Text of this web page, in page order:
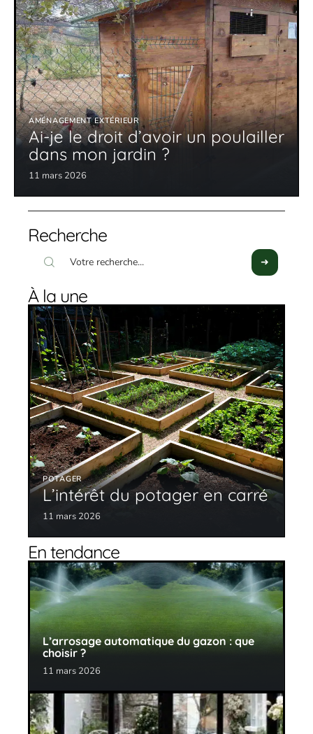
AMÉNAGEMENT EXTÉRIEUR
Ai-je le droit d’avoir un poulailler
dans mon jardin ?
11 mars 2026
Recherche
À la une
POTAGER
L’intérêt du potager en carré
11 mars 2026
En tendance
L’arrosage automatique du gazon : que
choisir ?
11 mars 2026